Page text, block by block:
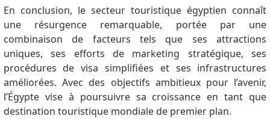
En conclusion, le secteur touristique égyptien connaît
une résurgence remarquable, portée par une
combinaison de facteurs tels que ses attractions
uniques, ses efforts de marketing stratégique, ses
procédures de visa simplifiées et ses infrastructures
améliorées. Avec des objectifs ambitieux pour l’avenir,
l’Égypte vise à poursuivre sa croissance en tant que
destination touristique mondiale de premier plan.